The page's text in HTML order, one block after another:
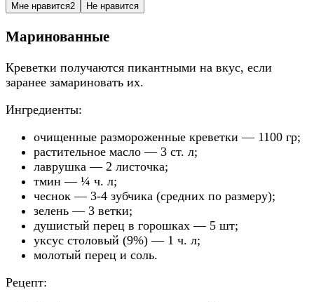
Мне нравится2 Не нравится
Маринованные
Креветки получаются пикантными на вкус, если
заранее замариновать их.
Ингредиенты:
очищенные размороженные креветки — 1100 гр;
растительное масло — 3 ст. л;
лаврушка — 2 листочка;
тмин — ¼ ч. л;
чеснок — 3-4 зубчика (средних по размеру);
зелень — 3 ветки;
душистый перец в горошках — 5 шт;
уксус столовый (9%) — 1 ч. л;
молотый перец и соль.
Рецепт: